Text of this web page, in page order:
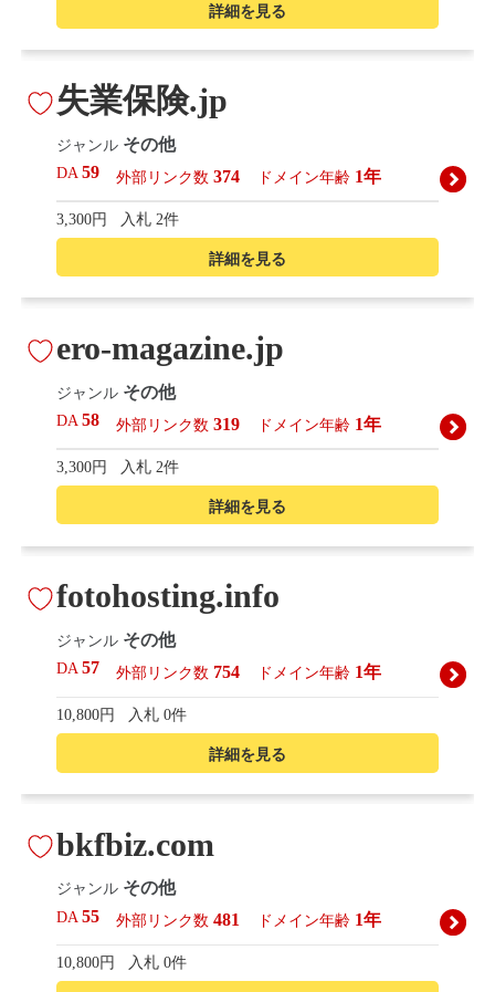
詳細を見る
詳細を見る
失業保険.jp
ジャンル その他
DA59 外部リンク数 374 ドメイン年齢 1年
3,300円 入札 2件
詳細を見る
ero-magazine.jp
ジャンル その他
DA58 外部リンク数 319 ドメイン年齢 1年
3,300円 入札 2件
詳細を見る
fotohosting.info
ジャンル その他
DA57 外部リンク数 754 ドメイン年齢 1年
10,800円 入札 0件
bkfbiz.com
ジャンル その他
DA55 外部リンク数 481 ドメイン年齢 1年
10,800円 入札 0件